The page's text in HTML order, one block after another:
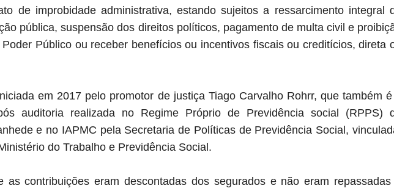
de improbidade administrativa, estando sujeitos a ressarcimento integral
pública, suspensão dos direitos políticos, pagamento de multa civil e
Público ou receber benefícios ou incentivos fiscais ou creditícios, direta
em 2017 pelo promotor de justiça Tiago Carvalho Rohrr, que também
auditoria realizada no Regime Próprio de Previdência social (RPPS)
e no IAPMC pela Secretaria de Políticas de Previdência Social,
do Trabalho e Previdência Social.
as contribuições eram descontadas dos segurados e não eram repassadas